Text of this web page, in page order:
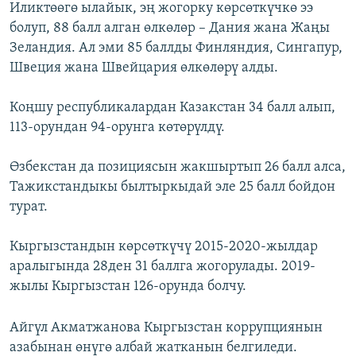
Иликтөөгө ылайык, эң жогорку көрсөткүчкө ээ
болуп, 88 балл алган өлкөлөр – Дания жана Жаңы
Зеландия. Ал эми 85 баллды Финляндия, Сингапур,
Швеция жана Швейцария өлкөлөрү алды.
Коңшу республикалардан Казакстан 34 балл алып,
113-орундан 94-орунга көтөрүлдү.
Өзбекстан да позициясын жакшыртып 26 балл алса,
Тажикстандыкы былтыркыдай эле 25 балл бойдон
турат.
Кыргызстандын көрсөткүчү 2015-2020-жылдар
аралыгында 28ден 31 баллга жогорулады. 2019-
жылы Кыргызстан 126-орунда болчу.
Айгүл Акматжанова Кыргызстан коррупциянын
азабынан өнүгө албай жатканын белгиледи.